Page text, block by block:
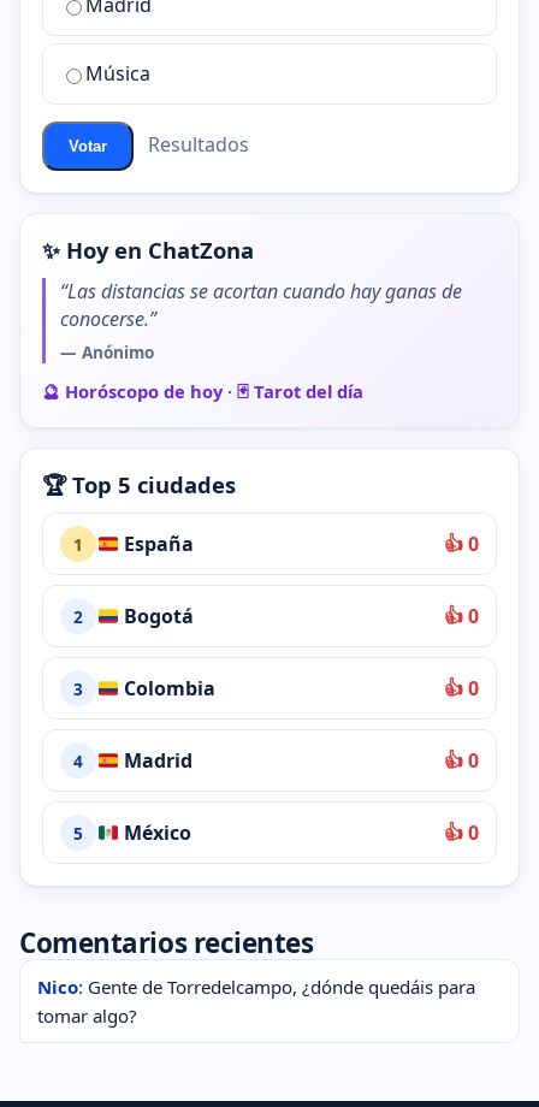
chat
ChatZona?
Música
Votar Resultados
✨ Hoy en ChatZona
“Las distancias se acortan cuando hay ganas de
conocerse.”
— Anónimo
🔮 Horóscopo de hoy· 🃏 Tarot del día
🏆 Top 5 ciudades
1 España 👍 0
2 Bogotá 👍 0
3 Colombia 👍 0
4 Madrid 👍 0
5 México 👍 0
Comentarios recientes
Nico: Gente de Torredelcampo, ¿dónde quedáis para
tomar algo?